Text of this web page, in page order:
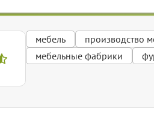
мебель
производство
мебельные фабрики